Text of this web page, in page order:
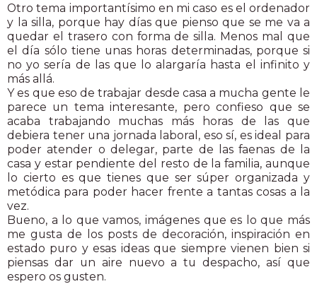
Otro tema importantísimo en mi caso es el ordenador
y la silla, porque hay días que pienso que se me va a
quedar el trasero con forma de silla. Menos mal que
el día sólo tiene unas horas determinadas, porque si
no yo sería de las que lo alargaría hasta el infinito y
más allá.
Y es que eso de trabajar desde casa a mucha gente le
parece un tema interesante, pero confieso que se
acaba trabajando muchas más horas de las que
debiera tener una jornada laboral, eso sí, es ideal para
poder atender o delegar, parte de las faenas de la
casa y estar pendiente del resto de la familia, aunque
lo cierto es que tienes que ser súper organizada y
metódica para poder hacer frente a tantas cosas a la
vez.
Bueno, a lo que vamos, imágenes que es lo que más
me gusta de los posts de decoración, inspiración en
estado puro y esas ideas que siempre vienen bien si
piensas dar un aire nuevo a tu despacho, así que
espero os gusten.